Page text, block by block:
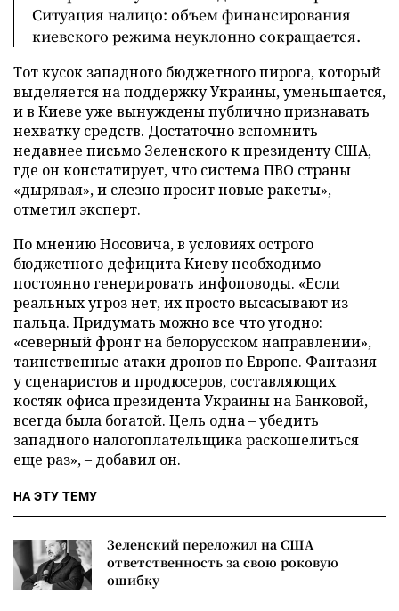
Ситуация налицо: объем финансирования
киевского режима неуклонно сокращается.
Тот кусок западного бюджетного пирога, который
выделяется на поддержку Украины, уменьшается,
и в Киеве уже вынуждены публично признавать
нехватку средств. Достаточно вспомнить
недавнее письмо Зеленского к президенту США,
где он констатирует, что система ПВО страны
«дырявая», и слезно просит новые ракеты», –
отметил эксперт.
По мнению Носовича, в условиях острого
бюджетного дефицита Киеву необходимо
постоянно генерировать инфоповоды. «Если
реальных угроз нет, их просто высасывают из
пальца. Придумать можно все что угодно:
«северный фронт на белорусском направлении»,
таинственные атаки дронов по Европе. Фантазия
у сценаристов и продюсеров, составляющих
костяк офиса президента Украины на Банковой,
всегда была богатой. Цель одна – убедить
западного налогоплательщика раскошелиться
еще раз», – добавил он.
НА ЭТУ ТЕМУ
Зеленский переложил на США
ответственность за свою роковую
ошибку